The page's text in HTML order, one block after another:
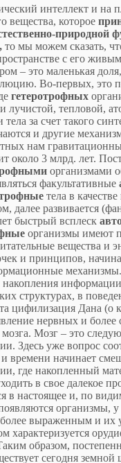
интеллект и на
вещества, которое
природной
то мы можем сказать,
с его живым
– это маленькая
Во-первых, это
гетеротрофных
лучистой, тепловой,
за счет такого
и другие
нам
около 3 млрд. лет.
организмами
факультативные
тела в
далее развивается
быстрый всплеск
организмы имеют
вещества и
и принципов,
структурах, в
цифилизация Дана (о
нервных и более
Мозг – это
Здесь уже вопрос
времени начинает
где накопленный
в свое далекое
в настоящее и, по
организмы,
более выраженным и их
характеризуется
образом,
сегодня земной